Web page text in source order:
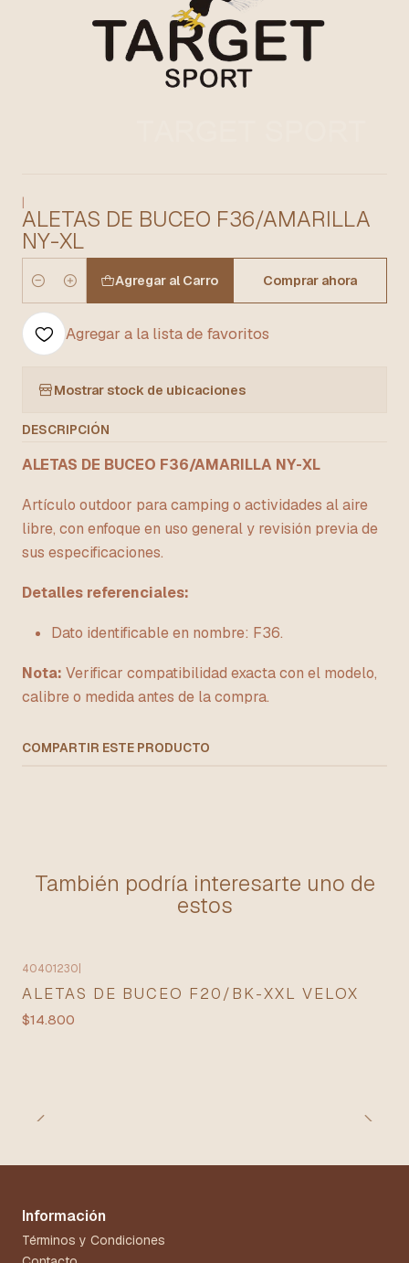
|
ALETAS DE BUCEO F36/AMARILLA
NY-XL
Cantidad
Agregar al Carro Comprar ahora
Agregar a la lista de favoritos
Mostrar stock de ubicaciones
DESCRIPCIÓN
ALETAS DE BUCEO F36/AMARILLA NY-XL
Artículo outdoor para camping o actividades al aire
libre, con enfoque en uso general y revisión previa de
sus especificaciones.
Detalles referenciales:
Dato identificable en nombre: F36.
Nota: Verificar compatibilidad exacta con el modelo,
calibre o medida antes de la compra.
COMPARTIR ESTE PRODUCTO
También podría interesarte uno de
estos
40401230
ALETAS DE BUCEO F20/BK-XXL VELOX
$14.800
Información
Términos y Condiciones